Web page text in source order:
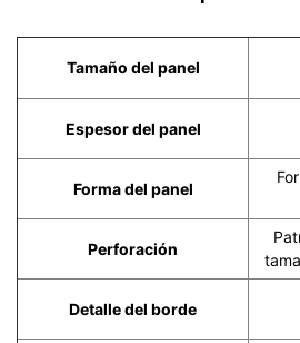
Tamaño del panel
Espesor del panel
Forma del panel
Perforación
Detalle del borde